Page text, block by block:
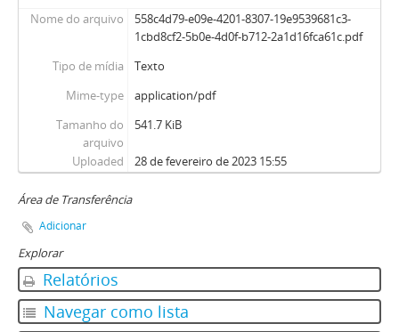
Nome do arquivo
558c4d79-e09e-4201-8307-19e9539681c3-
1cbd8cf2-5b0e-4d0f-b712-2a1d16fca61c.pdf
Tipo de mídia
Texto
Mime-type
application/pdf
Tamanho do
arquivo
541.7 KiB
Uploaded 28 de fevereiro de 2023 15:55
Área de Transferência
Adicionar
Explorar
Relatórios
Navegar como lista